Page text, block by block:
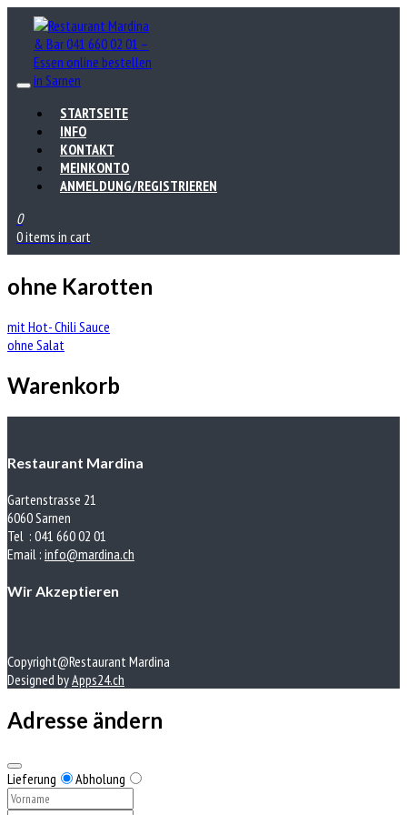
STARTSEITE
INFO
KONTAKT
MEINKONTO
ANMELDUNG/REGISTRIEREN
0
0 items in cart
ohne Karotten
Beitrags-
Navigation
mit Hot- Chili Sauce
ohne Salat
Warenkorb
Restaurant Mardina
Gartenstrasse 21
6060 Sarnen
Tel : 041 660 02 01
Email : info@mardina.ch
Wir Akzeptieren
Copyright@Restaurant Mardina
Designed byApps24.ch
Adresse ändern
Lieferung Abholung